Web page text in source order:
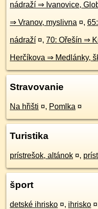
nádraží ⇒ Ivanovice,
⇒ Vranov, myslivna ¤,
nádraží ¤, 70: Ořešín ⇒
Herčíkova ⇒ Medlánky,
Stravovanie
Na hřišti ¤, Pomlka ¤
Turistika
prístrešok, altánok ¤,
šport
detské ihrisko ¤, ihrisko ¤